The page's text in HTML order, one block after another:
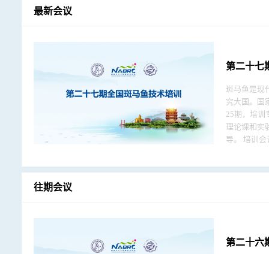
最新会议
第二十七
斑马鱼是现
究大国。国
25期，培训专题
理论课和实
导。 培训会议掠影 从第三届全国培训开始，我们在培训结束时向学员发放了匿名课程评估表，由学员不记名填写，投入回收箱。在15次评估中，调
次培训将满
往期会议
第二十六